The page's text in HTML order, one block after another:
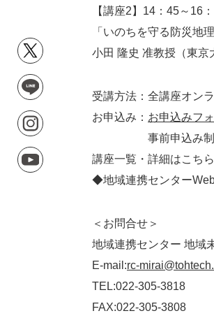
【講座2】14：45～16
「いのちを守る防災地理
小田 隆史 准教授（東京
受講方法：全講座オン
お申込み： お申込みフ
事前申込み制（締
講座一覧・詳細はこち
◆地域連携センターWeb
＜お問合せ＞
地域連携センター 地域
E-mail:rc-
TEL:022-305-3818
FAX:022-305-3808